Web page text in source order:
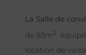
La Salle de
de 83m2
location de